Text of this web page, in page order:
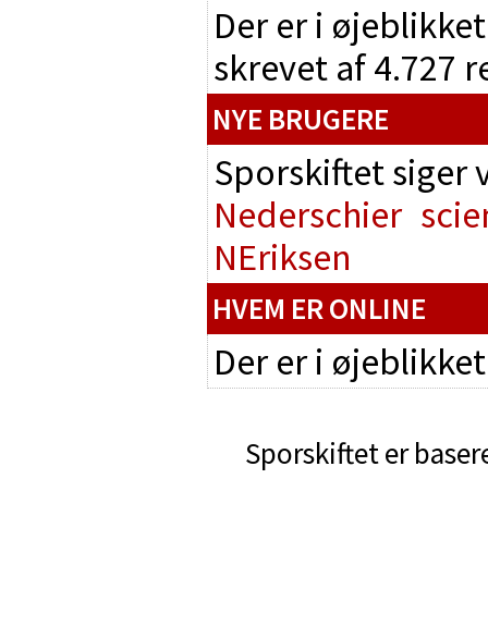
Der er i
skrevet af 4.727
NYE BRUGERE
Sporskiftet
Nederschier
NEriksen
HVEM ER ONLINE
Der er i
Sporskiftet er